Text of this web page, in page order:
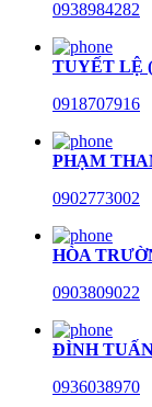
0938984282
TUYẾT LỆ
0918707916
PHẠM
0902773002
HÒA
0903809022
ĐÌNH TUẤN
0936038970